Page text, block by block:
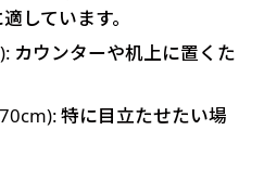
しています。
カウンターや机上に置くた
特に目立たせたい場